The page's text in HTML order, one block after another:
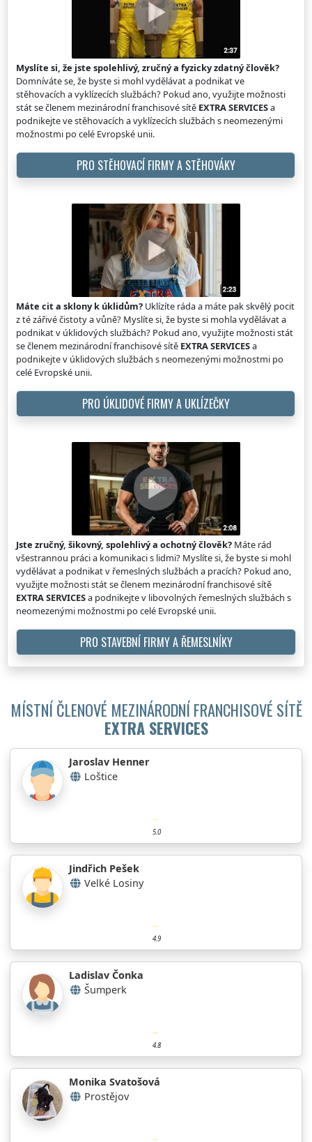
Myslíte si, že jste spolehlivý, zručný a fyzicky zdatný člověk?
Domníváte se, že byste si mohl vydělávat a podnikat ve
stěhovacích a vyklízecích službách? Pokud ano, využijte možnosti
stát se členem mezinárodní franchisové sítě EXTRA SERVICESa
podnikejte ve stěhovacích a vyklízecích službách s neomezenými
možnostmi po celé Evropské unii.
PRO STĚHOVACÍ FIRMY A STĚHOVÁKY
Máte cit a sklony k úklidům? Uklízíte ráda a máte pak skvělý pocit
z té zářivé čistoty a vůně? Myslíte si, že byste si mohla vydělávat a
podnikat v úklidových službách? Pokud ano, využijte možnosti stát
se členem mezinárodní franchisové sítě EXTRA SERVICESa
podnikejte v úklidových službách s neomezenými možnostmi po
celé Evropské unii.
PRO ÚKLIDOVÉ FIRMY A UKLÍZEČKY
Jste zručný, šikovný, spolehlivý a ochotný člověk? Máte rád
všestrannou práci a komunikaci s lidmi? Myslíte si, že byste si mohl
vydělávat a podnikat v řemeslných službách a pracích? Pokud ano,
využijte možnosti stát se členem mezinárodní franchisové sítě
EXTRA SERVICESa podnikejte v libovolných řemeslných službách s
neomezenými možnostmi po celé Evropské unii.
PRO STAVEBNÍ FIRMY A ŘEMESLNÍKY
MÍSTNÍ ČLENOVÉ MEZINÁRODNÍ FRANCHISOVÉ SÍTĚ
EXTRA SERVICES
Jaroslav Henner
Loštice
5.0
Jindřich Pešek
Velké Losiny
4.9
Ladislav Čonka
Šumperk
4.8
Monika Svatošová
Prostějov